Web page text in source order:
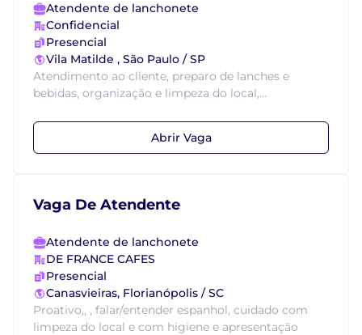
Atendente de lanchonete
Confidencial
Presencial
Vila Matilde , São Paulo / SP
Atendimento ao cliente, preparo de lanches e
bebidas, organização e limpeza do local,...
Abrir Vaga
Vaga De Atendente
Atendente de lanchonete
DE FRANCE CAFES
Presencial
Canasvieiras, Florianópolis / SC
Proativo,, , falar/entender espanhol, cuidado com
limpeza do local e com higiene e apresentação